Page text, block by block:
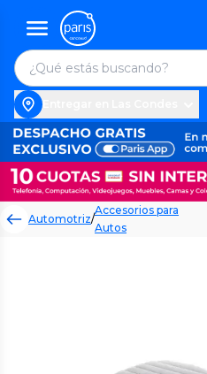
Automotriz/
Accesorios para
Autos